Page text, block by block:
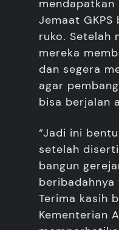
Jemaat
ruko. Setelah
mereka
dan segera
agar
bisa berjalan
“Jadi ini
setelah
bangun
Terima kasih
Kementerian